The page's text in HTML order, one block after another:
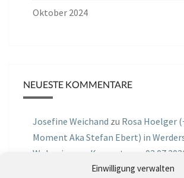
Einwilligung verwalten
Oktober 2024
NEUESTE KOMMENTARE
Josefine Weichand zu Rosa Hoelger
Moment Aka Stefan Ebert) in
Wohnzimmer Konzerte am